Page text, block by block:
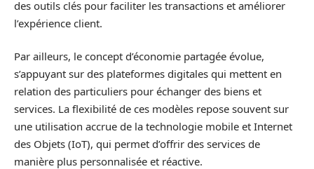
des outils clés pour faciliter les transactions et améliorer
l’expérience client.
Par ailleurs, le concept d’économie partagée évolue,
s’appuyant sur des plateformes digitales qui mettent en
relation des particuliers pour échanger des biens et
services. La flexibilité de ces modèles repose souvent sur
une utilisation accrue de la technologie mobile et Internet
des Objets (IoT), qui permet d’offrir des services de
manière plus personnalisée et réactive.